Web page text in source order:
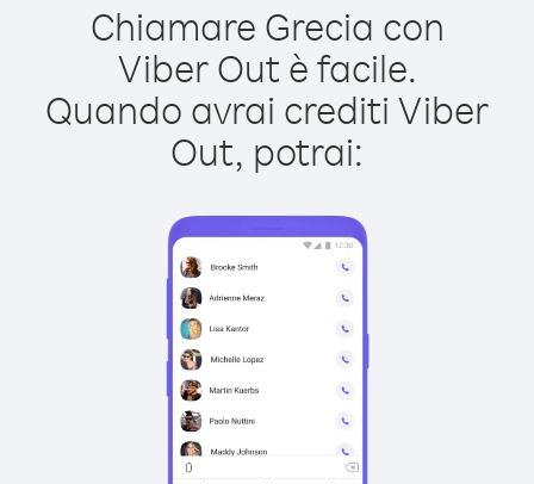
Chiamare Grecia con
Viber Out è facile.
Quando avrai crediti Viber
Out, potrai: